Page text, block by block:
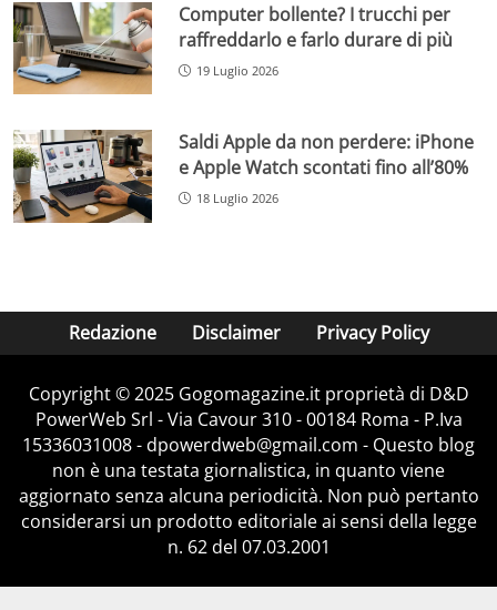
Computer bollente? I trucchi per
raffreddarlo e farlo durare di più
19 Luglio 2026
Saldi Apple da non perdere: iPhone
e Apple Watch scontati fino all’80%
18 Luglio 2026
Redazione Disclaimer Privacy Policy
Copyright © 2025 Gogomagazine.it proprietà di D&D
PowerWeb Srl - Via Cavour 310 - 00184 Roma - P.Iva
15336031008 - dpowerdweb@gmail.com - Questo blog
non è una testata giornalistica, in quanto viene
aggiornato senza alcuna periodicità. Non può pertanto
considerarsi un prodotto editoriale ai sensi della legge
n. 62 del 07.03.2001